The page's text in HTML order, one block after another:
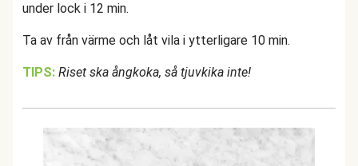
under lock i 12 min.
Ta av från värme och låt vila i ytterligare 10 min.
TIPS: Riset ska ångkoka, så tjuvkika inte!